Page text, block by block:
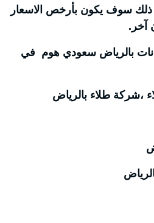
ذلك سوف يكون بأرخص الاسعار
آخر.
بالرياض سعودي هوم في